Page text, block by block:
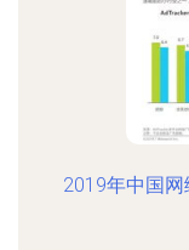
2019年中国